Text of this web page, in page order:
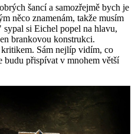
šancí a samozřejmě bych je
něco znamenám, takže musím
si Eichel popel na hlavu,
brankovou konstrukci.
Sám nejlíp vidím, co
budu přispívat v mnohem větší